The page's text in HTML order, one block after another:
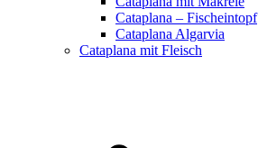
Cataplana – Fischeintopf
Cataplana Algarvia
Cataplana mit Fleisch